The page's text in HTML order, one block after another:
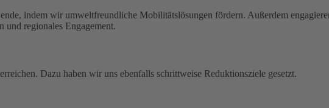
indem wir umweltfreundliche Mobilitätslösungen fördern. Außerdem
und regionales Engagement.
Dazu haben wir uns ebenfalls schrittweise Reduktionsziele gesetzt.